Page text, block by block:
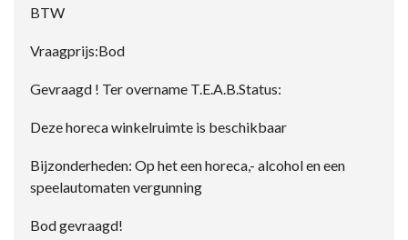
BTW
Vraagprijs:Bod
Gevraagd ! Ter overname T.E.A.B.Status:
Deze horeca winkelruimte is beschikbaar
Bijzonderheden: Op het een horeca,- alcohol en een
speelautomaten vergunning
Bod gevraagd!